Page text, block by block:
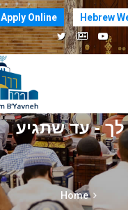
Apply Online Hebrew
לך - עד שתגיע
Home